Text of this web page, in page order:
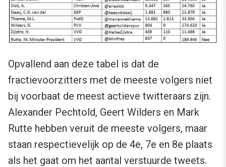
Opvallend aan deze tabel is dat de
fractievoorzitters met de meeste volgers niet
bij voorbaat de meest actieve twitteraars zijn.
Alexander Pechtold, Geert Wilders en Mark
Rutte hebben veruit de meeste volgers, maar
staan respectievelijk op de 4e, 7e en 8e plaats
als het gaat om het aantal verstuurde tweets.